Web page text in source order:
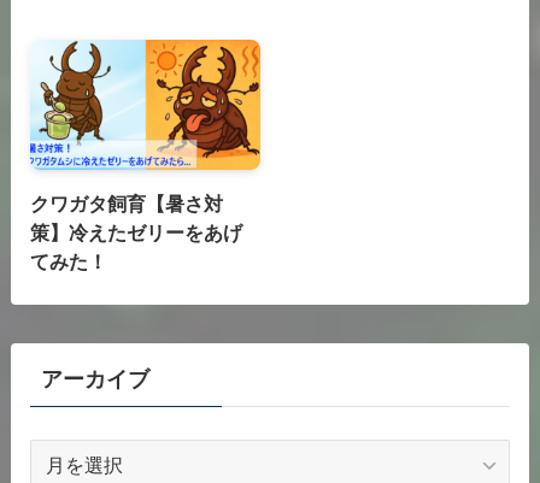
クワガタ飼育【暑さ対
策】冷えたゼリーをあげ
てみた！
アーカイブ